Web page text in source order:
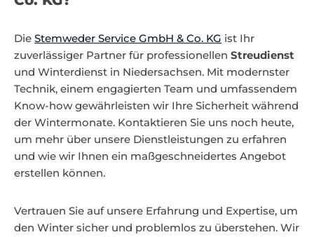
Die Stemweder Service GmbH & Co. KG ist Ihr
zuverlässiger Partner für professionellen Streudienst
und Winterdienst in Niedersachsen. Mit modernster
Technik, einem engagierten Team und umfassendem
Know-how gewährleisten wir Ihre Sicherheit während
der Wintermonate. Kontaktieren Sie uns noch heute,
um mehr über unsere Dienstleistungen zu erfahren
und wie wir Ihnen ein maßgeschneidertes Angebot
erstellen können.
Vertrauen Sie auf unsere Erfahrung und Expertise, um
den Winter sicher und problemlos zu überstehen. Wir